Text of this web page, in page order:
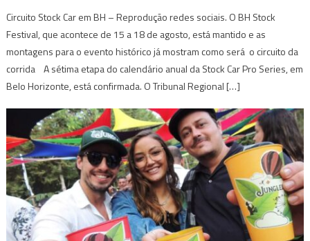
Circuito Stock Car em BH – Reprodução redes sociais. O BH Stock
Festival, que acontece de 15 a 18 de agosto, está mantido e as
montagens para o evento histórico já mostram como será o circuito da
corrida A sétima etapa do calendário anual da Stock Car Pro Series, em
Belo Horizonte, está confirmada. O Tribunal Regional […]